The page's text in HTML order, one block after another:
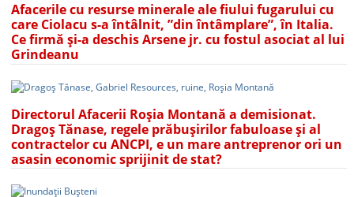
Afacerile cu resurse minerale ale fiului fugarului cu
care Ciolacu s-a întâlnit, ”din întâmplare”, în Italia.
Ce firmă și-a deschis Arsene jr. cu fostul asociat al lui
Grindeanu
Directorul Afacerii Roșia Montană a demisionat.
Dragoș Tănase, regele prăbușirilor fabuloase și al
contractelor cu ANCPI, e un mare antreprenor ori un
asasin economic sprijinit de stat?